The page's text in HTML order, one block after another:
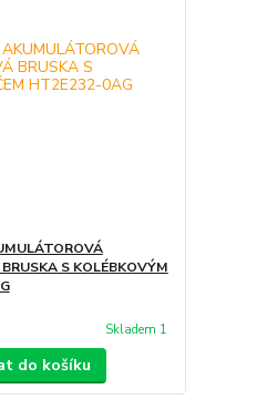
S KOLÉBKOVÝM
Skladem 1
do košíku